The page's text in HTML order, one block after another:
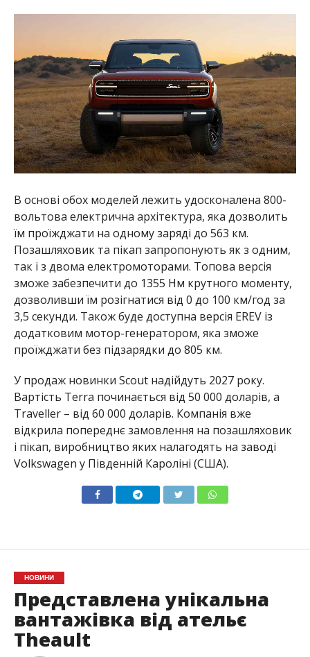
В основі обох моделей лежить удосконалена 800-
вольтова електрична архітектура, яка дозволить
їм проїжджати на одному заряді до 563 км.
Позашляховик та пікап запропонують як з одним,
так і з двома електромоторами. Топова версія
зможе забезпечити до 1355 Нм крутного моменту,
дозволивши їм розігнатися від 0 до 100 км/год за
3,5 секунди. Також буде доступна версія EREV із
додатковим мотор-генератором, яка зможе
проїжджати без підзарядки до 805 км.
У продаж новинки Scout надійдуть 2027 року.
Вартість Terra починається від 50 000 доларів, а
Traveller – від 60 000 доларів. Компанія вже
відкрила попереднє замовлення на позашляховик
і пікап, виробництво яких налагодять на заводі
Volkswagen у Південній Кароліні (США).
НОВИНИ
Представлена ​​унікальна
вантажівка від ательє
Theault